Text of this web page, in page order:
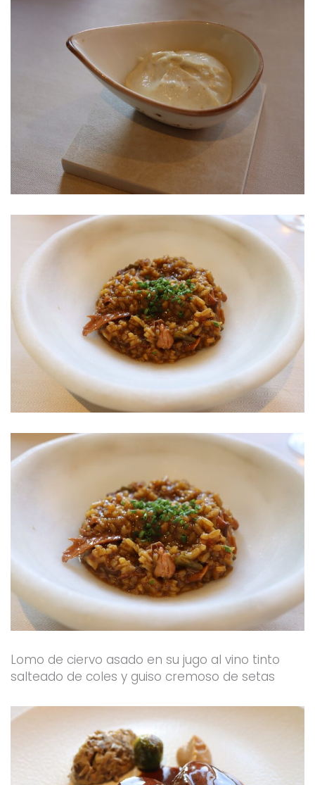
Lomo de ciervo asado en su jugo al vino tinto
salteado de coles y guiso cremoso de setas